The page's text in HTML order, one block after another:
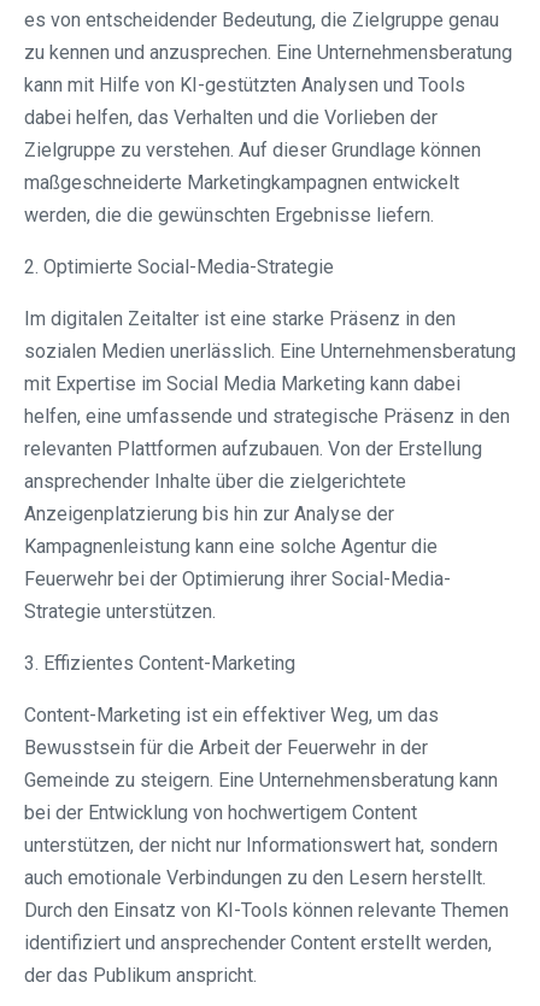
es von entscheidender Bedeutung, die Zielgruppe genau
zu kennen und anzusprechen. Eine Unternehmensberatung
kann mit Hilfe von KI-gestützten Analysen und Tools
dabei helfen, das Verhalten und die Vorlieben der
Zielgruppe zu verstehen. Auf dieser Grundlage können
maßgeschneiderte Marketingkampagnen entwickelt
werden, die die gewünschten Ergebnisse liefern.
2. Optimierte Social-Media-Strategie
Im digitalen Zeitalter ist eine starke Präsenz in den
sozialen Medien unerlässlich. Eine Unternehmensberatung
mit Expertise im Social Media Marketing kann dabei
helfen, eine umfassende und strategische Präsenz in den
relevanten Plattformen aufzubauen. Von der Erstellung
ansprechender Inhalte über die zielgerichtete
Anzeigenplatzierung bis hin zur Analyse der
Kampagnenleistung kann eine solche Agentur die
Feuerwehr bei der Optimierung ihrer Social-Media-
Strategie unterstützen.
3. Effizientes Content-Marketing
Content-Marketing ist ein effektiver Weg, um das
Bewusstsein für die Arbeit der Feuerwehr in der
Gemeinde zu steigern. Eine Unternehmensberatung kann
bei der Entwicklung von hochwertigem Content
unterstützen, der nicht nur Informationswert hat, sondern
auch emotionale Verbindungen zu den Lesern herstellt.
Durch den Einsatz von KI-Tools können relevante Themen
identifiziert und ansprechender Content erstellt werden,
der das Publikum anspricht.